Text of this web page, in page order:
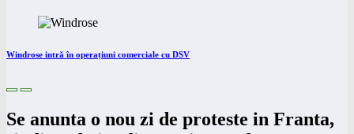
Windrose intră în operațiuni comerciale cu DSV
Se anunta o nou zi de proteste in Franta,